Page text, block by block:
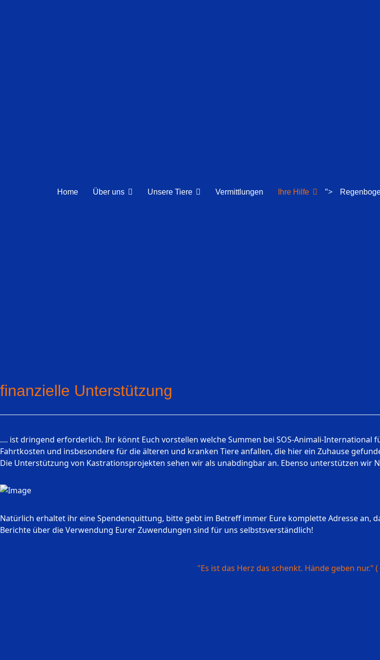
Home Über uns Unsere Tiere Vermittlungen Ihre Hilfe ">
finanzielle Unterstützung
.... ist dringend erforderlich. Ihr könnt Euch vorstellen welche Summen bei SOS-Animali-
Fahrtkosten und insbesondere für die älteren und kranken Tiere anfallen, die hier ein Zuhause
Die Unterstützung von Kastrationsprojekten sehen wir als unabdingbar an. Ebenso unterstützen wir
Natürlich erhaltet ihr eine Spendenquittung, bitte gebt im Betreff immer Eure komplette Adresse an,
Berichte über die Verwendung Eurer Zuwendungen sind für uns selbstsverständlich!
"Es ist das Herz das schenkt. Hände geben nur."